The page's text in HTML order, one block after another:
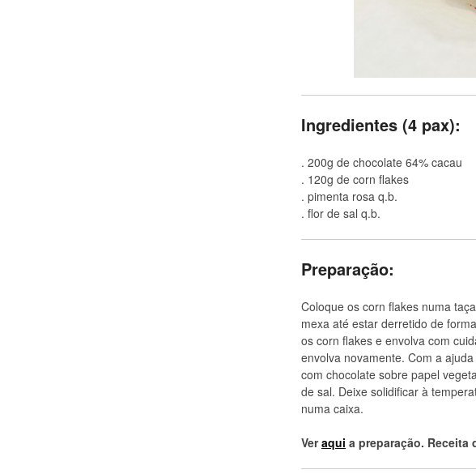
Ingredientes (4 pax):
. 200g de chocolate 64% cacau
. 120g de corn flakes
. pimenta rosa q.b.
. flor de sal q.b.
Preparação:
Coloque os corn flakes numa
mexa até estar derretido de
os corn flakes e envolva com
envolva novamente. Com a
com chocolate sobre papel
de sal. Deixe solidificar à
numa caixa.
Veraqui a preparação. Receita